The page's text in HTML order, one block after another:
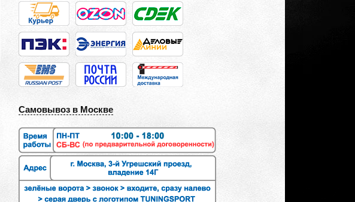
Самовывоз в Москве